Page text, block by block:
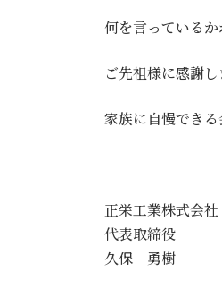
何を言っている
ご先祖様に感謝し
家族に自慢できる
正栄工業株式会社
代表取締役
久保 勇樹